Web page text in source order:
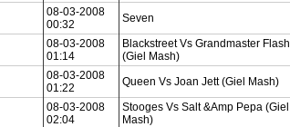
08-03-2008
00:32
Seven
08-03-2008
01:14
Blackstreet Vs Grandmaster Flash
(Giel Mash)
08-03-2008
01:22
Queen Vs Joan Jett (Giel Mash)
08-03-2008
02:04
Stooges Vs Salt &Amp Pepa (Giel
Mash)